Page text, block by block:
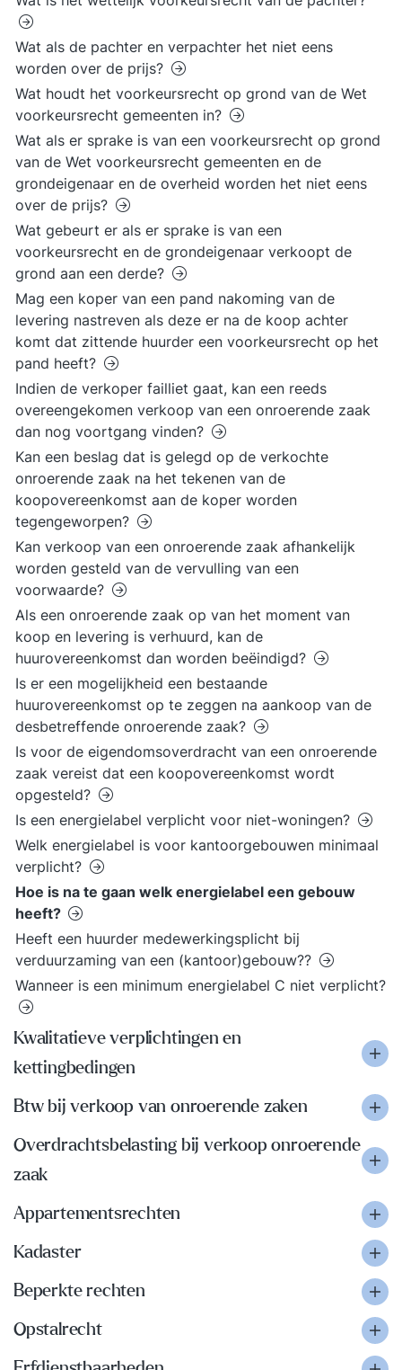
Wat als de pachter en verpachter het niet eens
worden over de prijs?
Wat houdt het voorkeursrecht op grond van de Wet
voorkeursrecht gemeenten in?
Wat als er sprake is van een voorkeursrecht op grond
van de Wet voorkeursrecht gemeenten en de
grondeigenaar en de overheid worden het niet eens
over de prijs?
Wat gebeurt er als er sprake is van een
voorkeursrecht en de grondeigenaar verkoopt de
grond aan een derde?
Mag een koper van een pand nakoming van de
levering nastreven als deze er na de koop achter
komt dat zittende huurder een voorkeursrecht op het
pand heeft?
Indien de verkoper failliet gaat, kan een reeds
overeengekomen verkoop van een onroerende zaak
dan nog voortgang vinden?
Kan een beslag dat is gelegd op de verkochte
onroerende zaak na het tekenen van de
koopovereenkomst aan de koper worden
tegengeworpen?
Kan verkoop van een onroerende zaak afhankelijk
worden gesteld van de vervulling van een
voorwaarde?
Als een onroerende zaak op van het moment van
koop en levering is verhuurd, kan de
huurovereenkomst dan worden beëindigd?
Is er een mogelijkheid een bestaande
huurovereenkomst op te zeggen na aankoop van de
desbetreffende onroerende zaak?
Is voor de eigendomsoverdracht van een onroerende
zaak vereist dat een koopovereenkomst wordt
opgesteld?
Is een energielabel verplicht voor niet-woningen?
Welk energielabel is voor kantoorgebouwen minimaal
verplicht?
Hoe is na te gaan welk energielabel een gebouw
heeft?
Heeft een huurder medewerkingsplicht bij
verduurzaming van een (kantoor)gebouw??
Wanneer is een minimum energielabel C niet verplicht?
Kwalitatieve verplichtingen en
kettingbedingen
Btw bij verkoop van onroerende zaken
Overdrachtsbelasting bij verkoop onroerende
zaak
Appartementsrechten
Kadaster
Beperkte rechten
Opstalrecht